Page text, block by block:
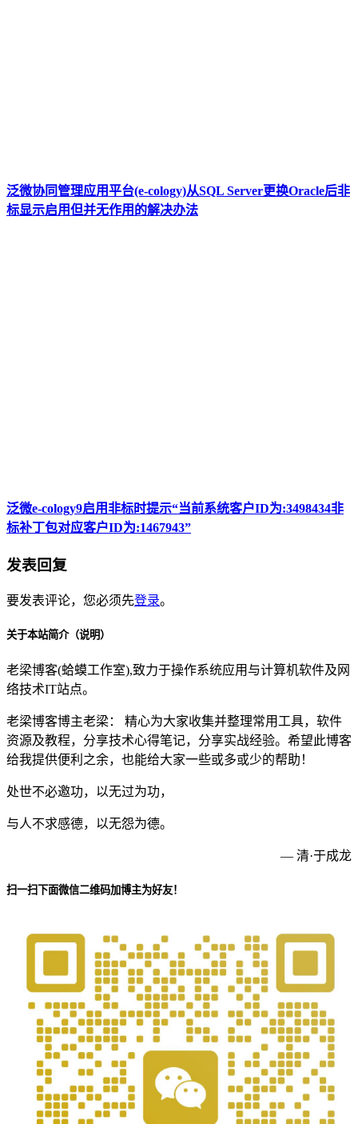
泛微协同管理应用平台(e-cology)从SQL Server更换Oracle后非
标显示启用但并无作用的解决办法
泛微e-cology9启用非标时提示“当前系统客户ID为:3498434非
标补丁包对应客户ID为:1467943”
发表回复
要发表评论，您必须先登录。
关于本站简介（说明）
老梁博客(蛤蟆工作室),致力于操作系统应用与计算机软件及网
络技术IT站点。
老梁博客博主老梁： 精心为大家收集并整理常用工具，软件
资源及教程，分享技术心得笔记，分享实战经验。希望此博客
给我提供便利之余，也能给大家一些或多或少的帮助！
处世不必邀功，以无过为功，
与人不求感德，以无怨为德。
— 清·于成龙
扫一扫下面微信二维码加博主为好友！